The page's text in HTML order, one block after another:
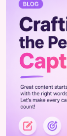
API
条款
博客